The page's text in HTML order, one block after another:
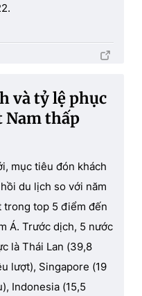
và tỷ lệ phục
Nam thấp
mục tiêu đón khách
du lịch so với năm
trong top 5 điểm đến
Á. Trước dịch, 5 nước
là Thái Lan (39,8
lượt), Singapore (19
Indonesia (15,5